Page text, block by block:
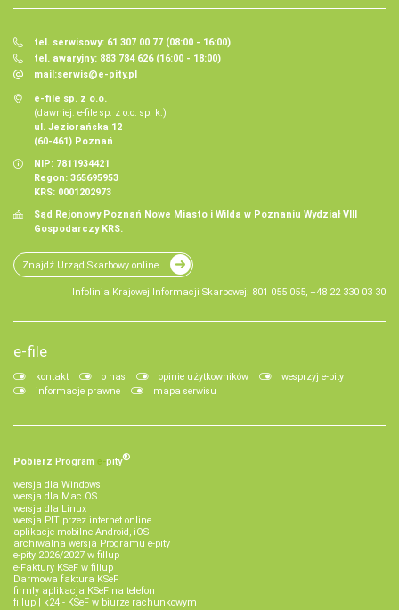
tel. serwisowy: 61 307 00 77 (08:00 - 16:00)
tel. awaryjny: 883 784 626 (16:00 - 18:00)
mail:serwis@e-pity.pl
e-file sp. z o.o.
(dawniej: e-file sp. z o.o. sp. k.)
ul. Jeziorańska 12
(60-461) Poznań
NIP: 7811934421
Regon: 365695953
KRS: 0001202973
Sąd Rejonowy Poznań Nowe Miasto i Wilda w Poznaniu Wydział VIII
Gospodarczy KRS.
Znajdź Urząd Skarbowy online
Infolinia Krajowej Informacji Skarbowej: 801 055 055, +48 22 330 03 30
e-file
kontakt o nas opinie użytkowników
wesprzyj e-pity
informacje prawne
mapa serwisu
Pobierz Program e‑pity®
wersja dla Windows
wersja dla Mac OS
wersja dla Linux
wersja PIT przez internet online
aplikacje mobilne Android, iOS
archiwalna wersja Programu e-pity
e-pity 2026/2027 w fillup
e‑Faktury KSeF w fillup
Darmowa faktura KSeF
firmly aplikacja KSeF na telefon
fillup | k24 - KSeF w biurze rachunkowym